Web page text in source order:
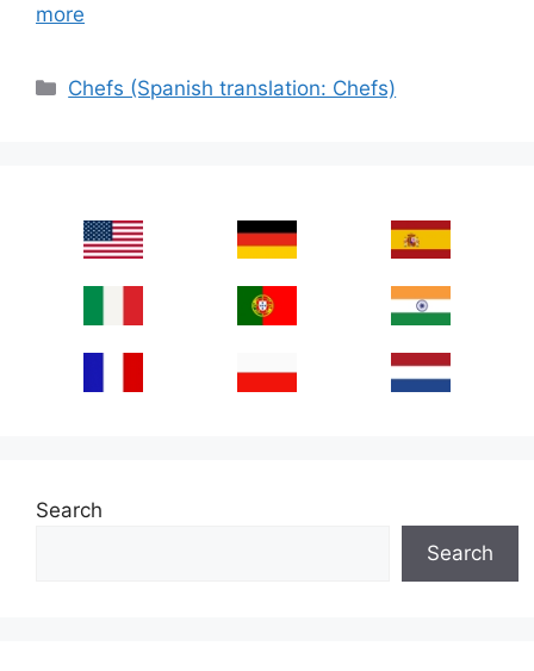
more
Categories
Chefs (Spanish translation: Chefs)
Search
Search